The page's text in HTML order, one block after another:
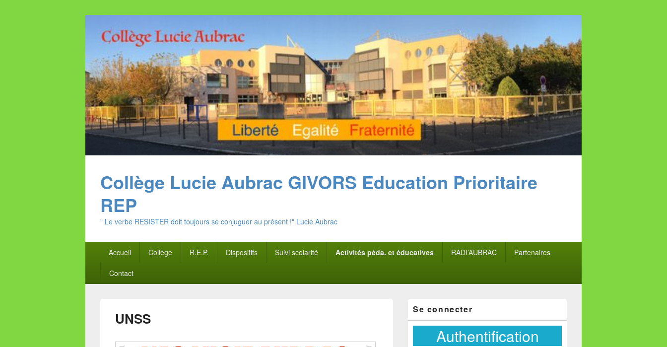
Collège Lucie Aubrac GIVORS Education Prioritaire
REP
" Le verbe RESISTER doit toujours se conjuguer au présent !" Lucie Aubrac
principalAccueil Collège R.E.P. Dispositifs Suivi scolarité Activités péda. et éducatives RADI’AUBRAC Partenaires
Contact
UNSS
principale
de
Se connecter
Authentification